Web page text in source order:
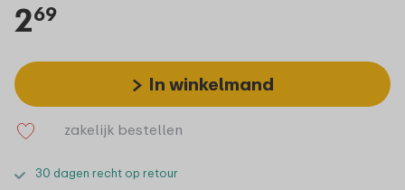
269
In winkelmand
zakelijk bestellen
30 dagen recht op retour